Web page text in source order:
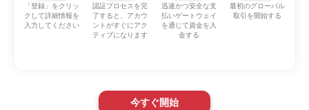
「登録」をクリッ
クして詳細情報を
入力してください
認証プロセスを完
了すると、アカウ
ントがすぐにアク
ティブになります
迅速かつ安全な支
払いゲートウェイ
を通じて資金を入
金する
最初のグローバル
取引を開始する
今すぐ開始